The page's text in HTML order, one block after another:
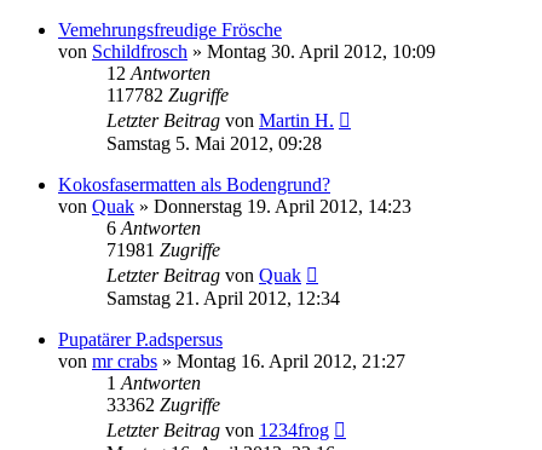
Vemehrungsfreudige Frösche
von Schildfrosch » Montag 30. April 2012, 10:09
12 Antworten
117782 Zugriffe
Letzter Beitrag von Martin H.
Samstag 5. Mai 2012, 09:28
Kokosfasermatten als Bodengrund?
von Quak » Donnerstag 19. April 2012, 14:23
6 Antworten
71981 Zugriffe
Letzter Beitrag von Quak
Samstag 21. April 2012, 12:34
Pupatärer P.adspersus
von mr crabs » Montag 16. April 2012, 21:27
1 Antworten
33362 Zugriffe
Letzter Beitrag von 1234frog